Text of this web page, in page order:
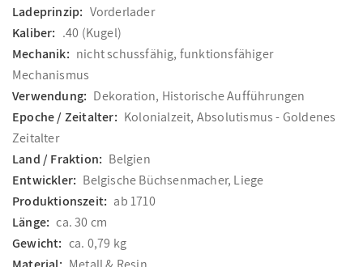
Ladeprinzip: Vorderlader
Kaliber: .40 (Kugel)
Mechanik: nicht schussfähig, funktionsfähiger
Mechanismus
Verwendung: Dekoration, Historische Aufführungen
Epoche / Zeitalter: Kolonialzeit, Absolutismus - Goldenes
Zeitalter
Land / Fraktion: Belgien
Entwickler: Belgische Büchsenmacher, Liege
Produktionszeit: ab 1710
Länge: ca. 30 cm
Gewicht: ca. 0,79 kg